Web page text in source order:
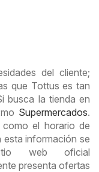
del cliente;
que Tottus es tan
busca la tienda en
Supermercados.
el horario de
esta información se
web oficial
presenta ofertas